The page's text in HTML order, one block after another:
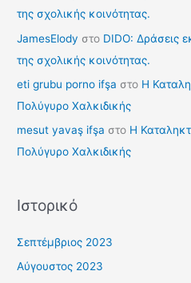
της σχολικής κοινότητας.
JamesElody στο DIDO: Δράσεις
της σχολικής κοινότητας.
eti grubu porno ifşa στο Η
Πολύγυρο Χαλκιδικής
mesut yavaş ifşa στο Η
Πολύγυρο Χαλκιδικής
Ιστορικό
Σεπτέμβριος 2023
Αύγουστος 2023